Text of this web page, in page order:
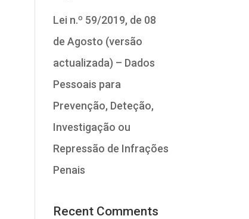
Lei n.º 59/2019, de 08
de Agosto (versão
actualizada) – Dados
Pessoais para
Prevenção, Deteção,
Investigação ou
Repressão de Infrações
Penais
Recent Comments